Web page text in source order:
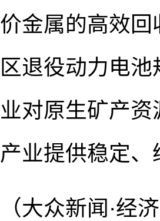
价金属的高效
区退役动力电
业对原生矿产
产业提供稳定
（大众新闻·经